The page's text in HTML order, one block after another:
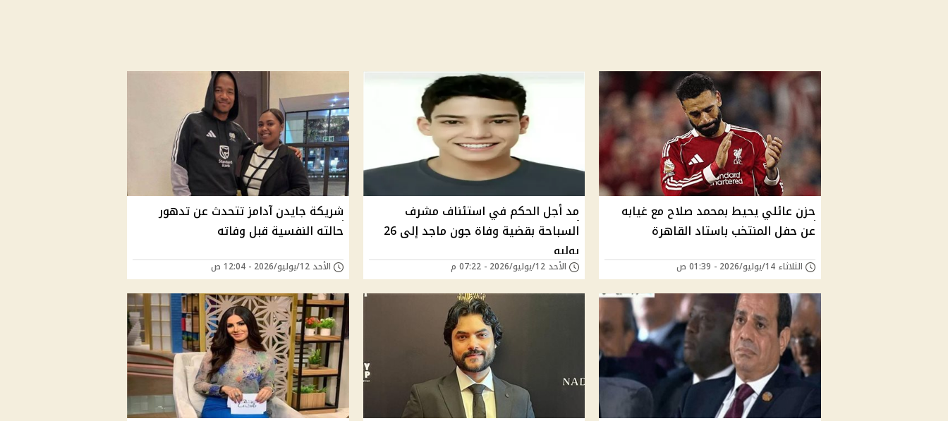
حزن عائلي يحيط بمحمد صلاح مع غيابه
عن حفل المنتخب باستاد القاهرة
الثلاثاء 14/يوليو/2026 - 01:39 ص
مد أجل الحكم في استئناف مشرف
السباحة بقضية وفاة جون ماجد إلى 26
يوليو
الأحد 12/يوليو/2026 - 07:22 م
شريكة جايدن آدامز تتحدث عن تدهور
حالته النفسية قبل وفاته
الأحد 12/يوليو/2026 - 12:04 ص